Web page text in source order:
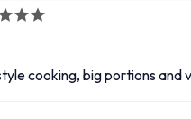
cooking, big portions and